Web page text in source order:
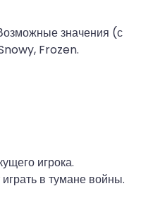
значения (с
Frozen.
игрока.
в тумане войны.